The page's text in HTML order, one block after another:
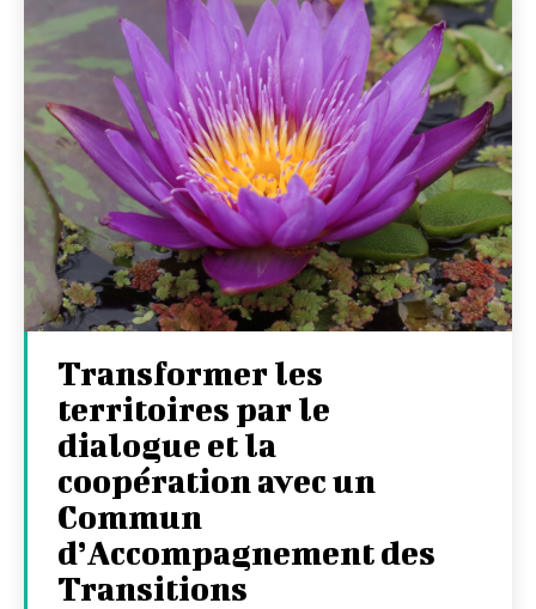
Transformer les
territoires par le
dialogue et la
coopération avec un
Commun
d’Accompagnement des
Transitions